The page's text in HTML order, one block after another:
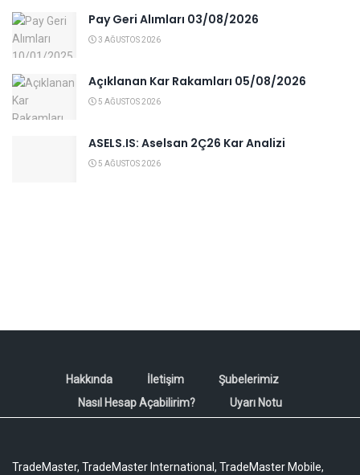
Pay Geri Alımları 03/08/2026
3 AĞUSTOS 2026
Açıklanan Kar Rakamları 05/08/2026
5 AĞUSTOS 2026
ASELS.IS: Aselsan 2Ç26 Kar Analizi
5 AĞUSTOS 2026
Hakkında İletişim
Şubelerimiz
Nasıl Hesap Açabilirim?
Uyarı Notu
TradeMaster, TradeMaster International, TradeMaster Mobile,